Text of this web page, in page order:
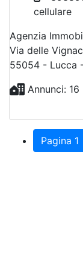
cellulare
Agenzia
Via delle
55054 - Lucca
Annunci:
Pagina 1